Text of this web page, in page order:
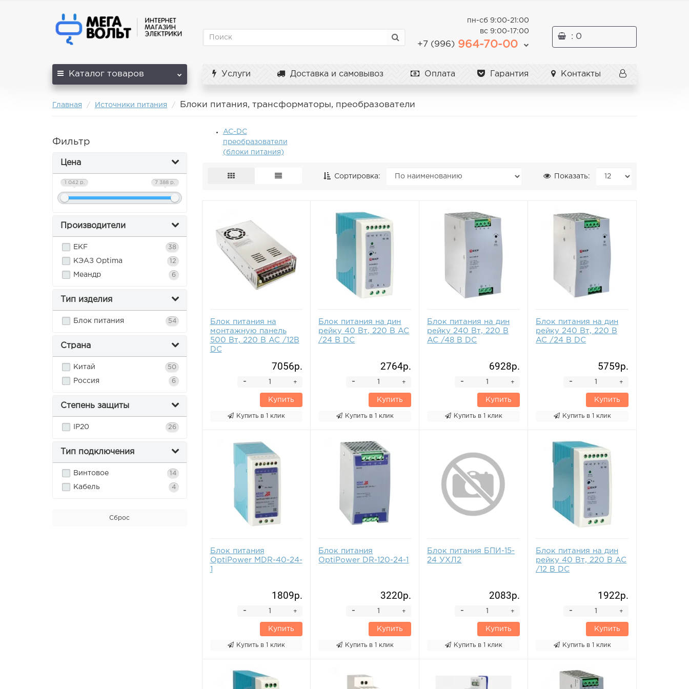
пн-сб 9:00-21:00
вс 9:00-17:00
+7 (996) 964-70-00
: 0
Каталог товаров Услуги Доставка и самовывоз Оплата Гарантия Контакты
Главная Источники питания Блоки питания, трансформаторы, преобразователи
Фильтр
Цена
1 042 р. 7 388 р.
Производители
EKF 38
КЭАЗ Optima 12
Меандр 6
Тип изделия
Блок питания 54
Страна
Китай 50
Россия 6
Степень защиты
IP20 26
Тип подключения
Винтовое 14
Кабель 4
Сброс
AC-DC
преобразователи
(блоки питания)
Сортировка: Показать:
Блок питания на
монтажную панель
500 Вт, 220 В AC /12В
DC
7056р.
+
-
Купить
Купить в 1 клик
Блок питания на дин
рейку 40 Вт, 220 В AC
/24 В DC
2764р.
+
-
Купить
Купить в 1 клик
Блок питания на дин
рейку 240 Вт, 220 В
AC /48 В DC
6928р.
+
-
Купить
Купить в 1 клик
Блок питания на дин
рейку 240 Вт, 220 В
AC /24 В DC
5759р.
+
-
Купить
Купить в 1 клик
Блок питания
OptiPower MDR-40-24-
1
1809р.
+
-
Купить
Купить в 1 клик
Блок питания
OptiPower DR-120-24-1
3220р.
+
-
Купить
Купить в 1 клик
Блок питания БПИ-15-
24 УХЛ2
2083р.
+
-
Купить
Купить в 1 клик
Блок питания на дин
рейку 40 Вт, 220 В AC
/12 В DC
1922р.
+
-
Купить
Купить в 1 клик